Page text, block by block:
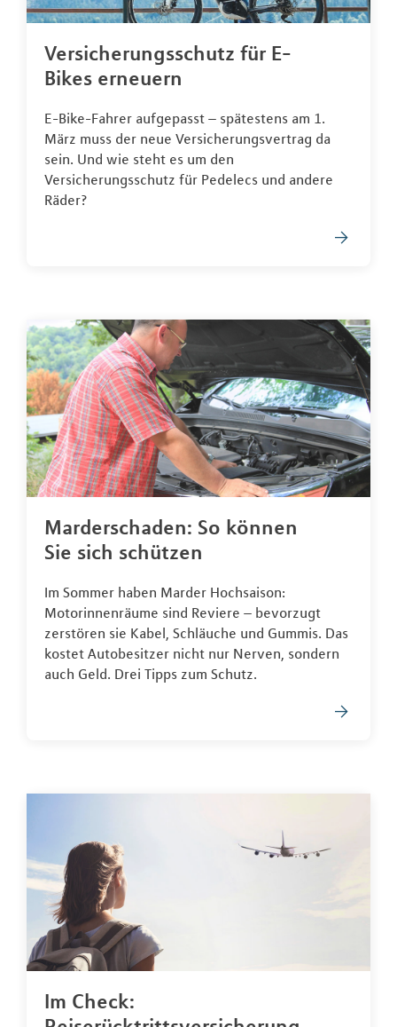
Versicherungsschutz für E-
Bikes erneuern
E-Bike-Fahrer aufgepasst – spätestens am 1.
März muss der neue Versicherungsvertrag da
sein. Und wie steht es um den
Versicherungsschutz für Pedelecs und andere
Räder?
Marderschaden: So können
Sie sich schützen
Im Sommer haben Marder Hochsaison:
Motorinnenräume sind Reviere – bevorzugt
zerstören sie Kabel, Schläuche und Gummis. Das
kostet Autobesitzer nicht nur Nerven, sondern
auch Geld. Drei Tipps zum Schutz.
Im Check: